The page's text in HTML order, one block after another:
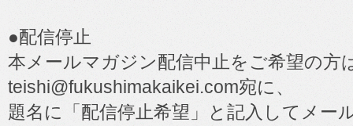
●配信停止
本メールマガジン配信中止をご希望の方
teishi@fukushimakaikei.com宛に、
題名に「配信停止希望」と記入してメー